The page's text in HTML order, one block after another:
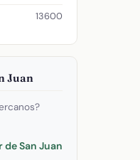
13600
Juan
San Juan